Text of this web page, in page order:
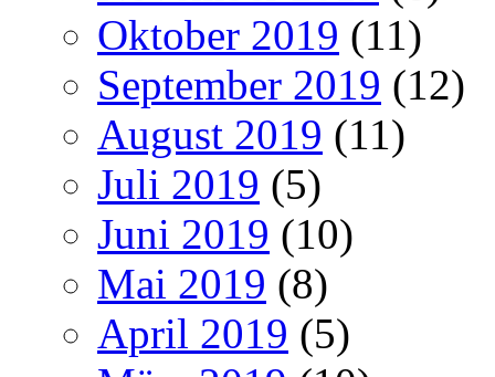
Oktober 2019 (11)
September 2019 (12)
August 2019 (11)
Juli 2019 (5)
Juni 2019 (10)
Mai 2019 (8)
April 2019 (5)